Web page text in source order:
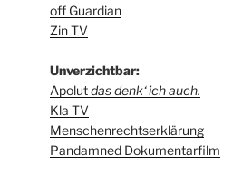
off Guardian
Zin TV
Unverzichtbar:
Apolutdas denk‘ ich auch.
Kla TV
Menschenrechtserklärung
Pandamned Dokumentarfilm